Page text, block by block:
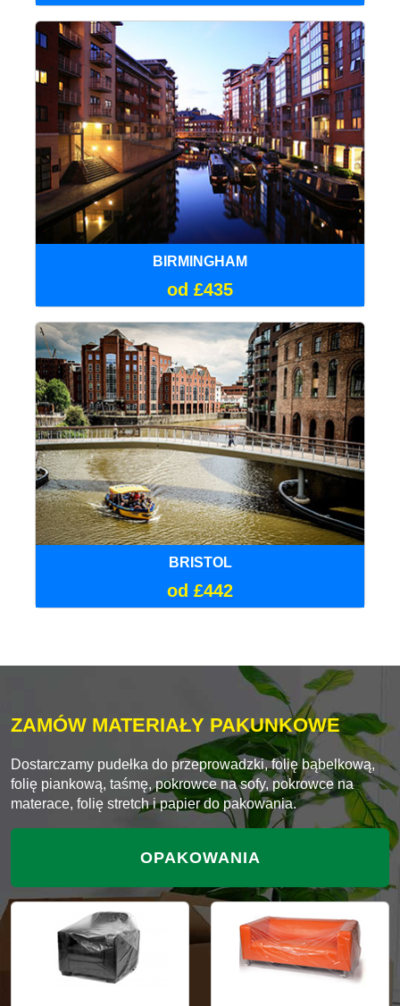
BIRMINGHAM
od £435
BRISTOL
od £442
ZAMÓW MATERIAŁY PAKUNKOWE
Dostarczamy pudełka do przeprowadzki, folię bąbelkową,
folię piankową, taśmę, pokrowce na sofy, pokrowce na
materace, folię stretch i papier do pakowania.
OPAKOWANIA